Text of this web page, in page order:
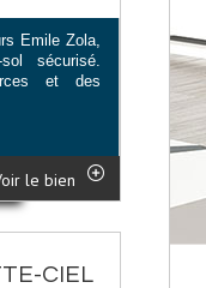
Emile Zola,
sécurisé.
et des
le bien
CIEL